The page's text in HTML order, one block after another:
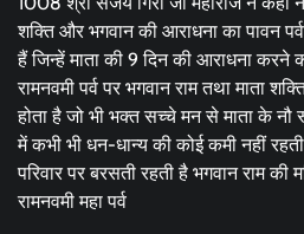
शक्ति और भगवान की आराधना का पावन
हैं जिन्हें माता की 9 दिन की आराधना करने
रामनवमी पर्व पर भगवान राम तथा माता
होता है जो भी भक्त सच्चे मन से माता के
में कभी भी धन-धान्य की कोई कमी नहीं
परिवार पर बरसती रहती है भगवान राम की
रामनवमी महा पर्व